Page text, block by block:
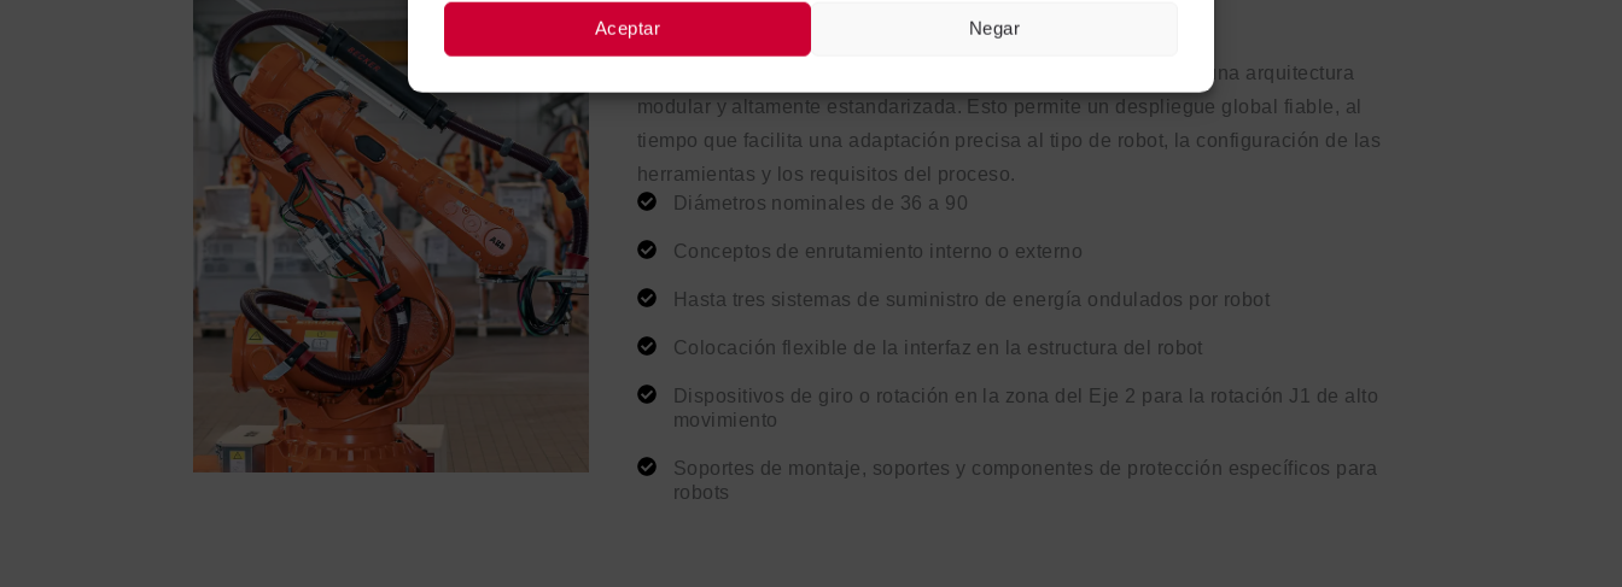
Aceptar Negar
Arquitectura modular y estandarizada del sistema «
»
Los sistemas de suministro de energía de Becker se basan en una arquitectura
modular y altamente estandarizada. Esto permite un despliegue global fiable, al
tiempo que facilita una adaptación precisa al tipo de robot, la configuración de las
herramientas y los requisitos del proceso.
Diámetros nominales de 36 a 90
Conceptos de enrutamiento interno o externo
Hasta tres sistemas de suministro de energía ondulados por robot
Colocación flexible de la interfaz en la estructura del robot
Dispositivos de giro o rotación en la zona del Eje 2 para la rotación J1 de alto
movimiento
Soportes de montaje, soportes y componentes de protección específicos para
robots